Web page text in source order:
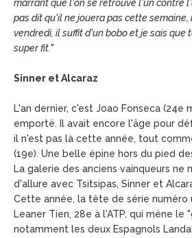
marrant que l'on se retrouve l'un contre
pas dit qu'il ne jouera pas cette semaine,
vendredi, il suffit d'un bobo et je sais que
super fit."
Sinner et Alcaraz
L'an dernier, c'est Joao Fonseca (24e
emporté. Il avait encore l'âge pour
il n'est pas là cette année, tout
(19e). Une belle épine hors du pied
La galerie des anciens vainqueurs ne
d'allure avec Tsitsipas, Sinner et
Cette année, la tête de série numéro
Leaner Tien, 28e à l'ATP, qui mène le
notamment les deux Espagnols